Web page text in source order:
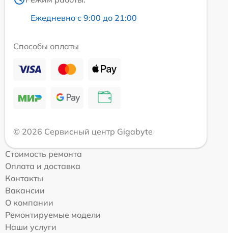
Ежедневно с 9:00 до 21:00
Способы оплаты
© 2026 Сервисный центр Gigabyte
Стоимость ремонта
Оплата и доставка
Контакты
Вакансии
О компании
Ремонтируемые модели
Наши услуги